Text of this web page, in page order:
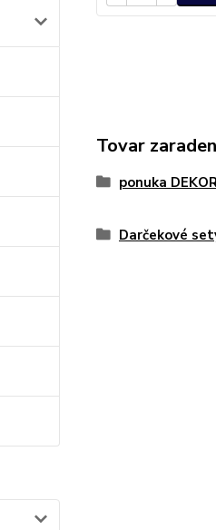
Tovar
ponuka
Darčekové